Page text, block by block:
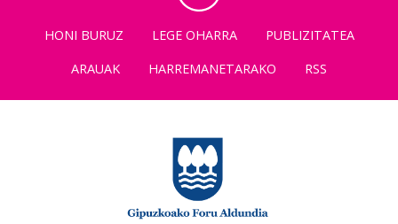
HONI BURUZ LEGE OHARRA
PUBLIZITATEA
ARAUAK
HARREMANETARAKO RSS